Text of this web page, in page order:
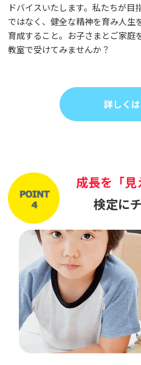
ドバイスいたします。私たちが
ではなく、健全な精神を育み人生
育成すること。お子さまとご家庭
教室で受けてみませんか？
詳しく
成長を「見
検定に